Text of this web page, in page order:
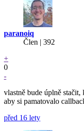
paranoiq
Člen | 392
+
0
-
vlastně bude úplně
aby si pamatovalo
před 16 lety